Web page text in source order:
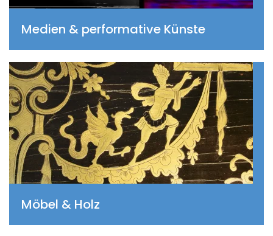
Medien & performative Künste
Möbel & Holz